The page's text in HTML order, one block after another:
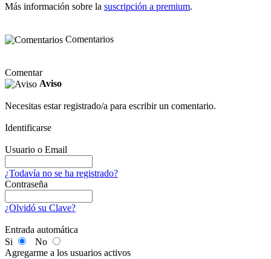
Más información sobre la suscripción a premium.
Comentarios
Comentar
Aviso
Necesitas estar registrado/a para escribir un comentario.
Identificarse
Usuario o Email
¿Todavía no se ha registrado?
Contraseña
¿Olvidó su Clave?
Entrada automática
Si
No
Agregarme a los usuarios activos